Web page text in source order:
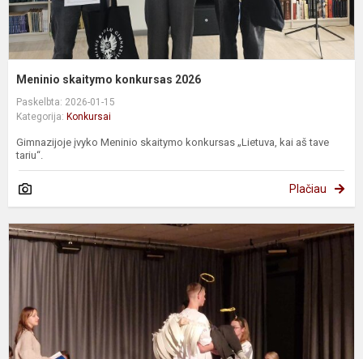
Meninio skaitymo konkursas 2026
Paskelbta: 2026-01-15
Kategorija: Konkursai
Gimnazijoje įvyko Meninio skaitymo konkursas „Lietuva, kai aš tave
tariu“.
Plačiau